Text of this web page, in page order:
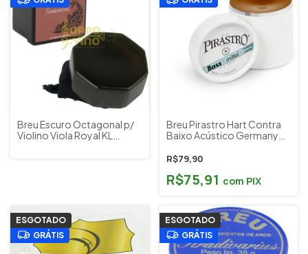
Breu Escuro Octagonal p/
Violino Viola Royal KL
Breu Pirastro Hart Contra
Baixo Acústico Germany
R$79,90
R$75,91 com PIX
ESGOTADO
GRÁTIS
ESGOTADO
GRÁTIS